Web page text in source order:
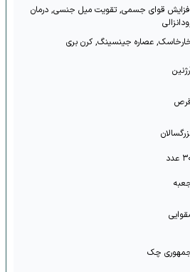
قوای جسمی, تقویت میل جنسی, درمان
عصاره جینسینگ, کرن بری
عدد
چک